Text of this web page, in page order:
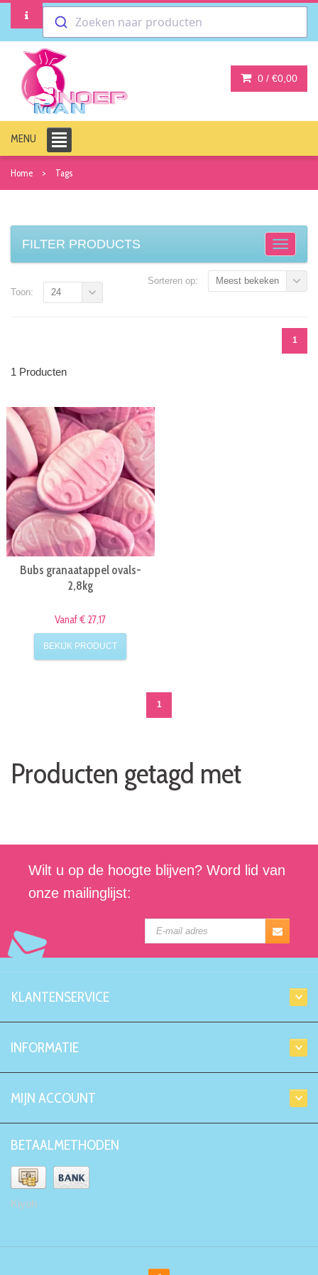
Zoeken naar producten
0 / €0,00
MENU
Home Tags
FILTER PRODUCTS
Sorteren op: Meest bekeken
1
Toon: 24
1 Producten
Bubs granaatappel ovals-
2,8kg
Vanaf € 27,17
BEKIJK PRODUCT
1
Producten getagd met
Wilt u op de hoogte blijven? Word lid van
onze mailinglijst:
KLANTENSERVICE
INFORMATIE
MIJN ACCOUNT
BETAALMETHODEN
Kiyoh